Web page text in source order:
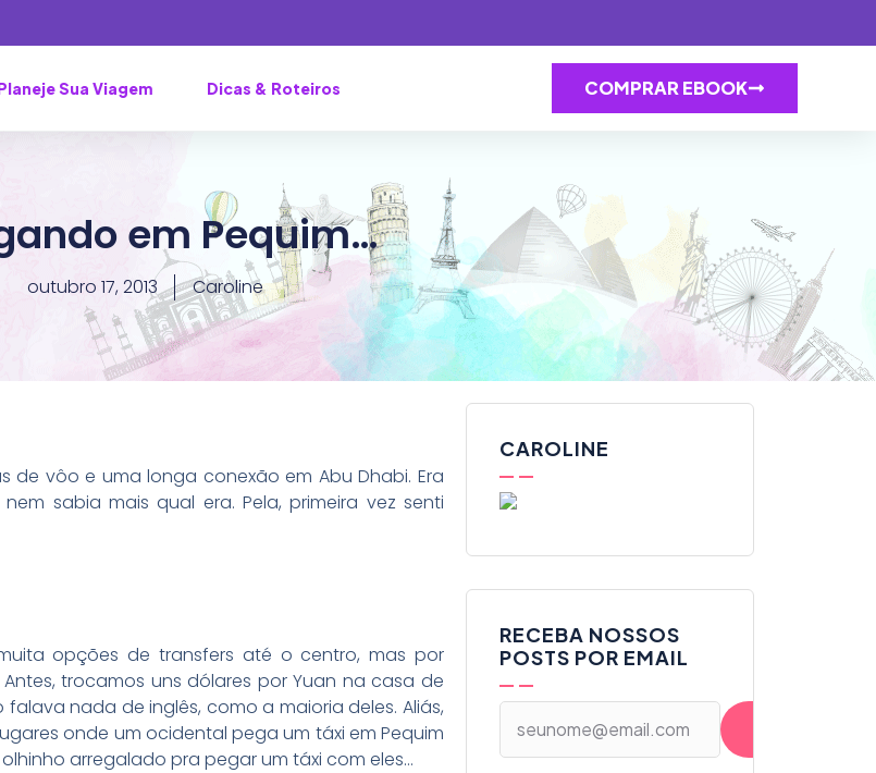
Sua Viagem Dicas & Roteiros COMPRAR EBOOK
em Pequim…
outubro 17, 2013 Caroline
de vôo e uma longa conexão em Abu Dhabi. Era
sabia mais qual era. Pela, primeira vez senti
opções de transfers até o centro, mas por
trocamos uns dólares por Yuan na casa de
nada de inglês, como a maioria deles. Aliás,
onde um ocidental pega um táxi em Pequim
arregalado pra pegar um táxi com eles…
CAROLINE
RECEBA NOSSOS
POSTS POR EMAIL